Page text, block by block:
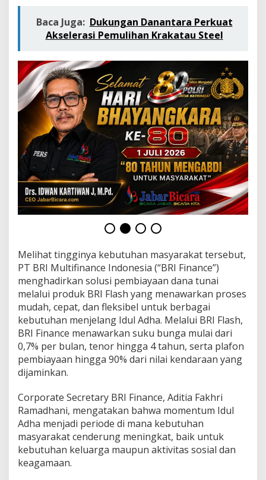
a
n
n
a
T
u
n
a
F
l
e
k
s
e
l
Baca Juga: Dukungan Danantara Perkuat
Akselerasi Pemulihan Krakatau Steel
Melihat tingginya kebutuhan masyarakat tersebut,
PT BRI Multifinance Indonesia (“BRI Finance”)
menghadirkan solusi pembiayaan dana tunai
melalui produk BRI Flash yang menawarkan proses
mudah, cepat, dan fleksibel untuk berbagai
kebutuhan menjelang Idul Adha. Melalui BRI Flash,
BRI Finance menawarkan suku bunga mulai dari
0,7% per bulan, tenor hingga 4 tahun, serta plafon
pembiayaan hingga 90% dari nilai kendaraan yang
dijaminkan.
Corporate Secretary BRI Finance, Aditia Fakhri
Ramadhani, mengatakan bahwa momentum Idul
Adha menjadi periode di mana kebutuhan
masyarakat cenderung meningkat, baik untuk
kebutuhan keluarga maupun aktivitas sosial dan
keagamaan.